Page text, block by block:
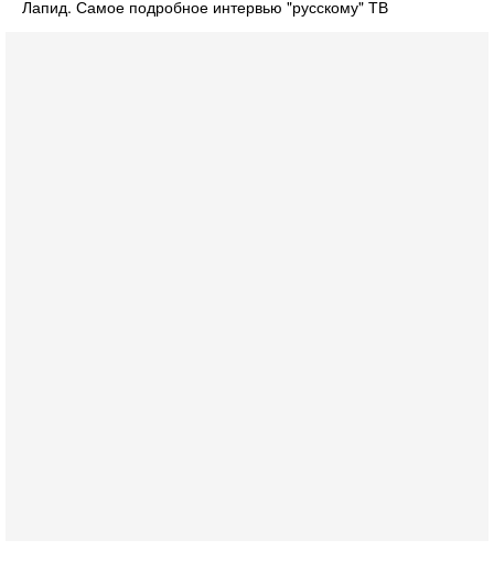
Лапид. Самое подробное интервью "русскому" ТВ